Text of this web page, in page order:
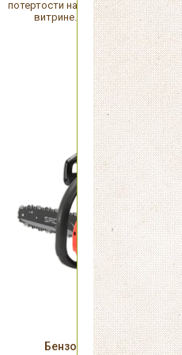
потертости на корпусе, стоял в
витрине. Товар не
Бензопила Sadko GCS-